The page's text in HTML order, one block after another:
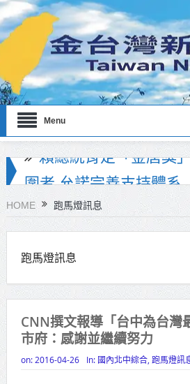
Menu
海巡署南部分署主官
勉提升巡防戰力
北市鮮奶週報再升級
擴大至國中生
侯友宜蔣萬安攜手視察
高齡健康產業博覽會
北形象館亮相
HOME 跑馬燈訊息
跑馬燈訊息
CNN撰文報導「台中為台灣
市府：感謝並繼續努力
on: 2016-04-26 In: 國內北中綜合, 跑馬燈訊